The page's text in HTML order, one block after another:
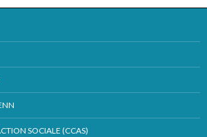
SOCIALE (CCAS)